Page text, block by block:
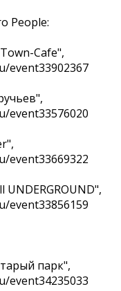
People:
Cafe",
event33902367
event33576020
event33669322
UNDERGROUND",
event33856159
парк",
event34235033